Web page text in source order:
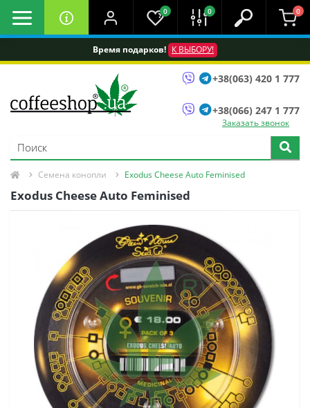
Время подарков! К ВЫБОРУ!
0 0 0
+38(063) 420 1 777
+38(066) 247 1 777
Заказать звонок
Семена конопли Exodus Cheese Auto Feminised
Exodus Cheese Auto Feminised